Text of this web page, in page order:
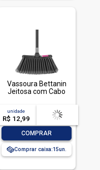
Vassoura Bettanin
Jeitosa com Cabo
unidade
R$ 12,99
acima de
-- --,--un.
COMPRAR
Comprar caixa:15